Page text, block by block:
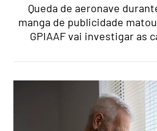
Queda de aeronave
manga de publicidade
GPIAAF vai investigar as